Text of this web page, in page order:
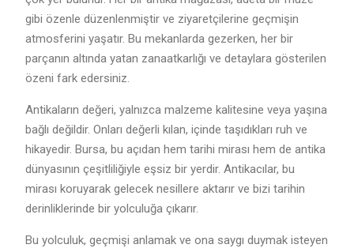
gibi özenle düzenlenmiştir ve ziyaretçilerine geçmişin
atmosferini yaşatır. Bu mekanlarda gezerken, her bir
parçanın altında yatan zanaatkarlığı ve detaylara gösterilen
özeni fark edersiniz.
Antikaların değeri, yalnızca malzeme kalitesine veya yaşına
bağlı değildir. Onları değerli kılan, içinde taşıdıkları ruh ve
hikayedir. Bursa, bu açıdan hem tarihi mirası hem de antika
dünyasının çeşitliliğiyle eşsiz bir yerdir. Antikacılar, bu
mirası koruyarak gelecek nesillere aktarır ve bizi tarihin
derinliklerinde bir yolculuğa çıkarır.
Bu yolculuk, geçmişi anlamak ve ona saygı duymak isteyen